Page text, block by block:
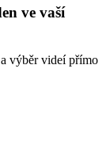
ve vaší
výběr videí přímo